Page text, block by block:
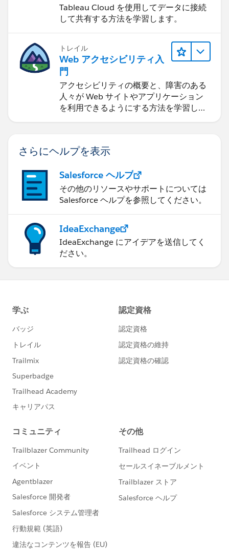
Tableau Cloud を使用してデータに接続
して共有する方法を学習します。
トレイル
Web アクセシビリティ入
門
アクセシビリティの概要と、障害のある
人々が Web サイトやアプリケーション
を利用できるようにする方法を学習しま
さらにヘルプを表示
Salesforce ヘルプ
その他のリソースやサポートについては
Salesforce ヘルプを参照してください。
IdeaExchange
IdeaExchange にアイデアを送信してく
ださい。